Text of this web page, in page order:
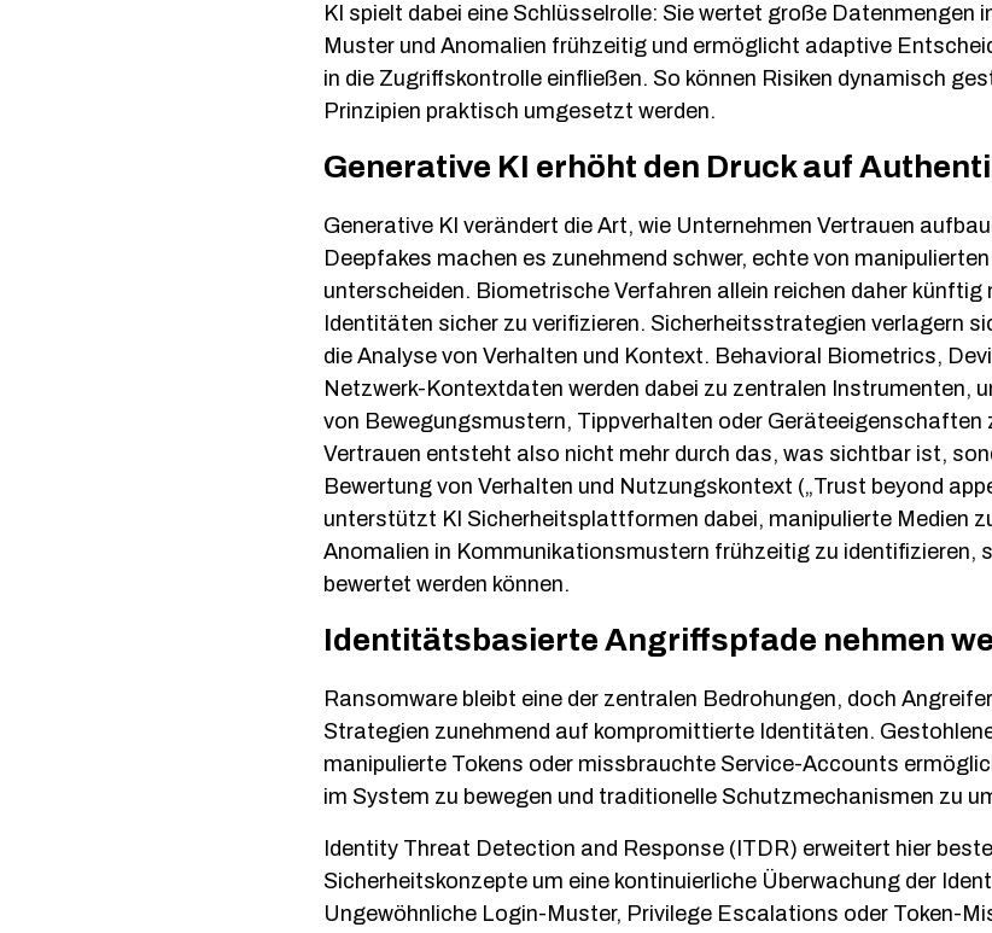
KI spielt dabei eine Schlüsselrolle: Sie wertet große Datenmengen
Muster und Anomalien frühzeitig und ermöglicht adaptive
in die Zugriffskontrolle einfließen. So können Risiken dynamisch
Prinzipien praktisch umgesetzt werden.
Generative KI erhöht den Druck auf
Generative KI verändert die Art, wie Unternehmen Vertrauen
Deepfakes machen es zunehmend schwer, echte von
unterscheiden. Biometrische Verfahren allein reichen daher künftig
Identitäten sicher zu verifizieren. Sicherheitsstrategien verlagern
die Analyse von Verhalten und Kontext. Behavioral Biometrics,
Netzwerk-Kontextdaten werden dabei zu zentralen Instrumenten,
von Bewegungsmustern, Tippverhalten oder Geräteeigenschaften
Vertrauen entsteht also nicht mehr durch das, was sichtbar ist,
Bewertung von Verhalten und Nutzungskontext („Trust beyond
unterstützt KI Sicherheitsplattformen dabei, manipulierte Medien
Anomalien in Kommunikationsmustern frühzeitig zu identifizieren,
bewertet werden können.
Identitätsbasierte Angriffspfade nehmen
Ransomware bleibt eine der zentralen Bedrohungen, doch
Strategien zunehmend auf kompromittierte Identitäten.
manipulierte Tokens oder missbrauchte Service-Accounts
im System zu bewegen und traditionelle Schutzmechanismen zu
Identity Threat Detection and Response (ITDR) erweitert hier
Sicherheitskonzepte um eine kontinuierliche Überwachung der
Ungewöhnliche Login-Muster, Privilege Escalations oder Token-